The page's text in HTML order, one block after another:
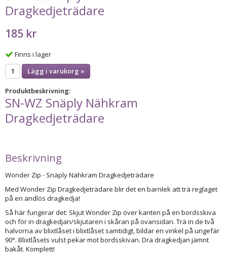
Dragkedjeträdare
185 kr
Finns i lager
Lägg i varukorg »
Produktbeskrivning:
SN-WZ Snäply Nähkram
Dragkedjeträdare
Beskrivning
Wonder Zip - Snäply Nähkram Dragkedjeträdare
Med Wonder Zip Dragkedjeträdare blir det en barnlek att trä reglaget
på en ändlös dragkedja!
Så här fungerar det: Skjut Wonder Zip över kanten på en bordsskiva
och för in dragkedjan/skjutaren i skåran på ovansidan. Trä in de två
halvorna av blixtlåset i blixtlåset samtidigt, bildar en vinkel på ungefär
90°. Blixtlåsets vulst pekar mot bordsskivan. Dra dragkedjan jämnt
bakåt. Komplett!